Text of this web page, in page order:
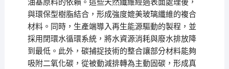
油基原料的依賴。這些天然纖維經過表面處理後，
與環保型樹脂結合，形成強度媲美玻璃纖維的複合
材料。同時，生產端導入再生能源驅動的製程，並
採用閉環水循環系統，將水資源消耗與廢水排放降
到最低。此外，碳捕捉技術的整合讓部分材料能夠
吸附二氧化碳，從被動減排轉為主動固碳，形成真